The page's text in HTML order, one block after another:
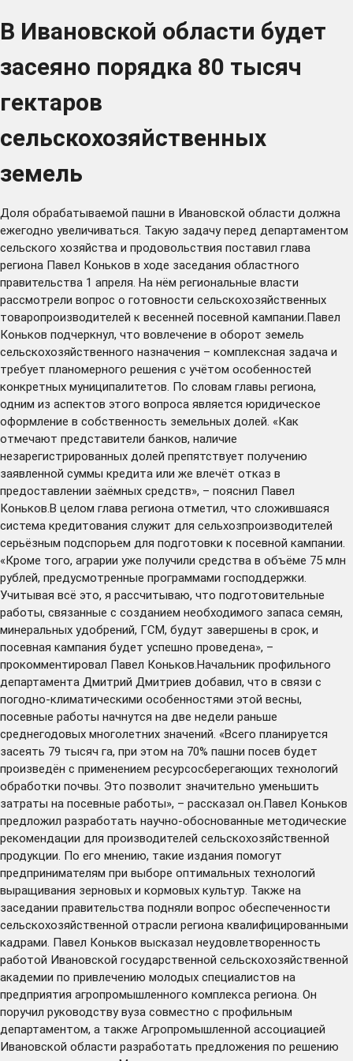
В Ивановской области будет
засеяно порядка 80 тысяч
гектаров
сельскохозяйственных
земель
Доля обрабатываемой пашни в Ивановской области должна
ежегодно увеличиваться. Такую задачу перед департаментом
сельского хозяйства и продовольствия поставил глава
региона Павел Коньков в ходе заседания областного
правительства 1 апреля. На нём региональные власти
рассмотрели вопрос о готовности сельскохозяйственных
товаропроизводителей к весенней посевной кампании.Павел
Коньков подчеркнул, что вовлечение в оборот земель
сельскохозяйственного назначения – комплексная задача и
требует планомерного решения с учётом особенностей
конкретных муниципалитетов. По словам главы региона,
одним из аспектов этого вопроса является юридическое
оформление в собственность земельных долей. «Как
отмечают представители банков, наличие
незарегистрированных долей препятствует получению
заявленной суммы кредита или же влечёт отказ в
предоставлении заёмных средств», – пояснил Павел
Коньков.В целом глава региона отметил, что сложившаяся
система кредитования служит для сельхозпроизводителей
серьёзным подспорьем для подготовки к посевной кампании.
«Кроме того, аграрии уже получили средства в объёме 75 млн
рублей, предусмотренные программами господдержки.
Учитывая всё это, я рассчитываю, что подготовительные
работы, связанные с созданием необходимого запаса семян,
минеральных удобрений, ГСМ, будут завершены в срок, и
посевная кампания будет успешно проведена», –
прокомментировал Павел Коньков.Начальник профильного
департамента Дмитрий Дмитриев добавил, что в связи с
погодно-климатическими особенностями этой весны,
посевные работы начнутся на две недели раньше
среднегодовых многолетних значений. «Всего планируется
засеять 79 тысяч га, при этом на 70% пашни посев будет
произведён с применением ресурсосберегающих технологий
обработки почвы. Это позволит значительно уменьшить
затраты на посевные работы», – рассказал он.Павел Коньков
предложил разработать научно-обоснованные методические
рекомендации для производителей сельскохозяйственной
продукции. По его мнению, такие издания помогут
предпринимателям при выборе оптимальных технологий
выращивания зерновых и кормовых культур. Также на
заседании правительства подняли вопрос обеспеченности
сельскохозяйственной отрасли региона квалифицированными
кадрами. Павел Коньков высказал неудовлетворенность
работой Ивановской государственной сельскохозяйственной
академии по привлечению молодых специалистов на
предприятия агропромышленного комплекса региона. Он
поручил руководству вуза совместно с профильным
департаментом, а также Агропромышленной ассоциацией
Ивановской области разработать предложения по решению